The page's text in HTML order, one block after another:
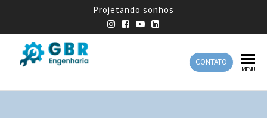
Projetando sonhos
Engenharia
Engenharia
CONTATO
MENU